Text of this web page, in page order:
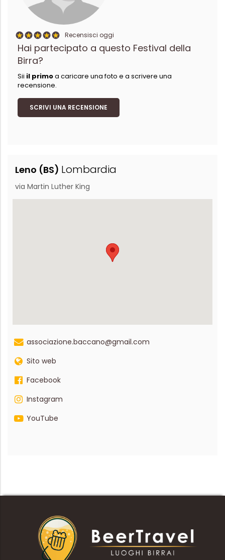
Recensisci oggi
Hai partecipato a questo Festival della
Birra?
Sii il primoa caricare una foto e a scrivere una
recensione.
SCRIVI UNA RECENSIONE
Leno (BS) Lombardia
via Martin Luther King
associazione.baccano@gmail.com
Sito web
Facebook
Instagram
YouTube